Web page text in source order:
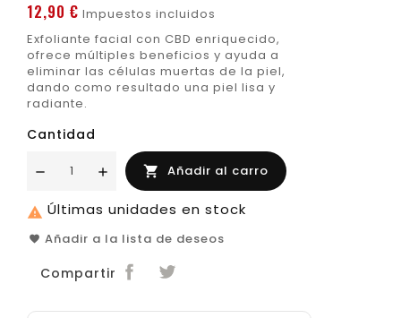
12,90 € Impuestos incluidos
Exfoliante facial con CBD enriquecido,
ofrece múltiples beneficios y ayuda a
eliminar las células muertas de la piel,
dando como resultado una piel lisa y
radiante.
Cantidad
 Añadir al carro
 Últimas unidades en stock
Añadir a la lista de deseos
Compartir